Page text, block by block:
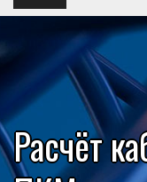
Расчёт